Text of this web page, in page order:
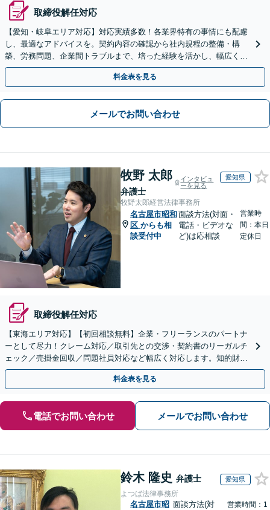
取締役解任対応
【愛知・岐阜エリア対応】対応実績多数！各業界特有の事情にも配慮
し、最適なアドバイスを。契約内容の確認から社内規程の整備・構
築、労務問題、企業間トラブルまで、培った経験を活かし、幅広く対
応いたします【オンライン面談OK（顧問締結後）】
料金表を見る
メールでお問い合わせ
牧野 太郎
弁護士
インタビュ
ーを見る
愛知県
牧野太郎経営法律事務所
名古屋市昭和
区 からも相
談受付中
面談方法(対面・
電話・ビデオな
ど)は応相談
営業時
間：本日
定休日
取締役解任対応
【東海エリア対応】【初回相談無料】企業・フリーランスのパートナ
ーとして尽力！クレーム対応／取引先との交渉・契約書のリーガルチ
ェック／売掛金回収／問題社員対応など幅広く対応します。知的財産
権の相談もお任せ！【顧問契約も受付中】【完全個室】
料金表を見る
電話でお問い合わせ メールでお問い合わせ
鈴木 隆史 弁護士 愛知県
よつば法律事務所
名古屋市昭 面談方法(対
営業時間：1